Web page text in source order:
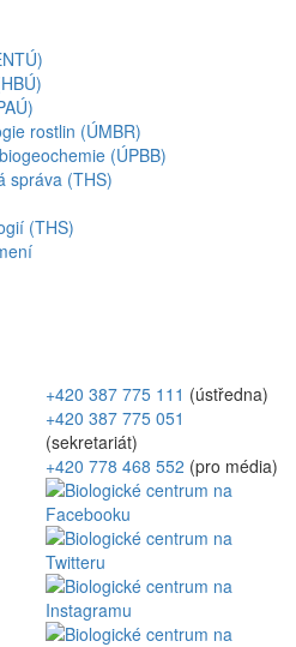
rostlin (ÚMBR)
(ÚPBB)
správa (THS)
(THS)
+420 387 775 111 (ústředna)
+420 387 775 051
(sekretariát)
+420 778 468 552 (pro média)